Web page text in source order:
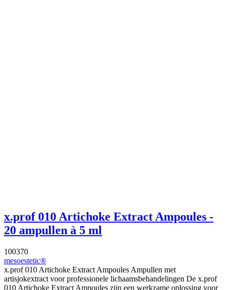
x.prof 010 Artichoke Extract Ampoules -
20 ampullen à 5 ml
100370
mesoestetic®
x.prof 010 Artichoke Extract Ampoules Ampullen met
artisjokextract voor professionele lichaamsbehandelingen De x.prof
010 Artichoke Extract Ampoules zijn een werkzame oplossing voor